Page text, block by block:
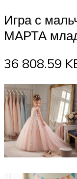
Игра с
МАРТА
36 808.59